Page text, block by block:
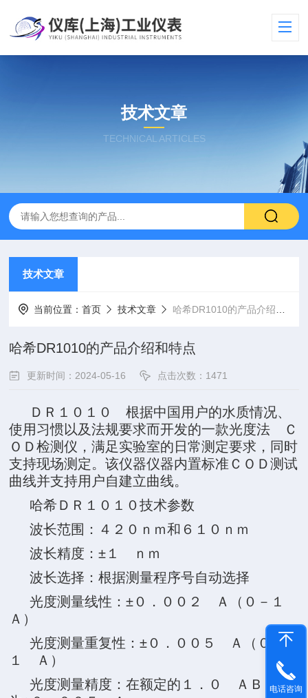
技术文章
TECHNICAL ARTICLES
技术文章
当前位置：首页 技术文章 哈希DR1010的产品介绍和特点
哈希DR1010的产品介绍和特点
更新时间：2024-05-16 点击次数：1471
ＤＲ１０１０ 根据中国用户的水质情况、
使用习惯以及法规要求而开发的一款光度法 Ｃ
ＯＤ检测仪，满足实验室的日常测定要求，同时
支持现场测定。该仪器仪器内置标准ＣＯＤ测试
曲线并支持用户自建立曲线。
哈希ＤＲ１０１０技术参数
波长范围：４２０ｎｍ和６１０ｎｍ
波长精度：±１ ｎｍ
波长选择：根据测量程序号自动选择
光度测量线性：±０．００２ Ａ（０－１
Ａ）
光度测量重复性：±０．００５ Ａ（０－
１ Ａ）
光度测量精度：在额定的１．０ ＡＢＳ下
电话咨询